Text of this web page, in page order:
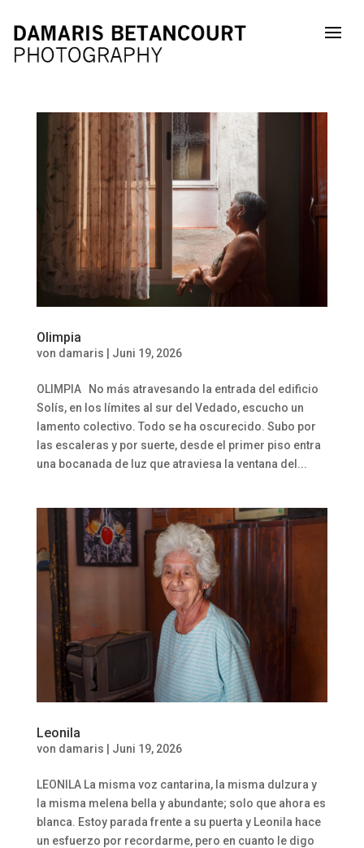
Olimpia
von damaris Juni 19, 2026
OLIMPIA No más atravesando la entrada del edificio
Solís, en los límites al sur del Vedado, escucho un
lamento colectivo. Todo se ha oscurecido. Subo por
las escaleras y por suerte, desde el primer piso entra
una bocanada de luz que atraviesa la ventana del...
Leonila
von damaris Juni 19, 2026
LEONILA La misma voz cantarina, la misma dulzura y
la misma melena bella y abundante; solo que ahora es
blanca. Estoy parada frente a su puerta y Leonila hace
un esfuerzo por recordarme, pero en cuanto le digo